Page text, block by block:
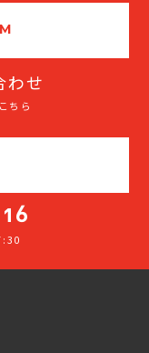
わせ
ちら